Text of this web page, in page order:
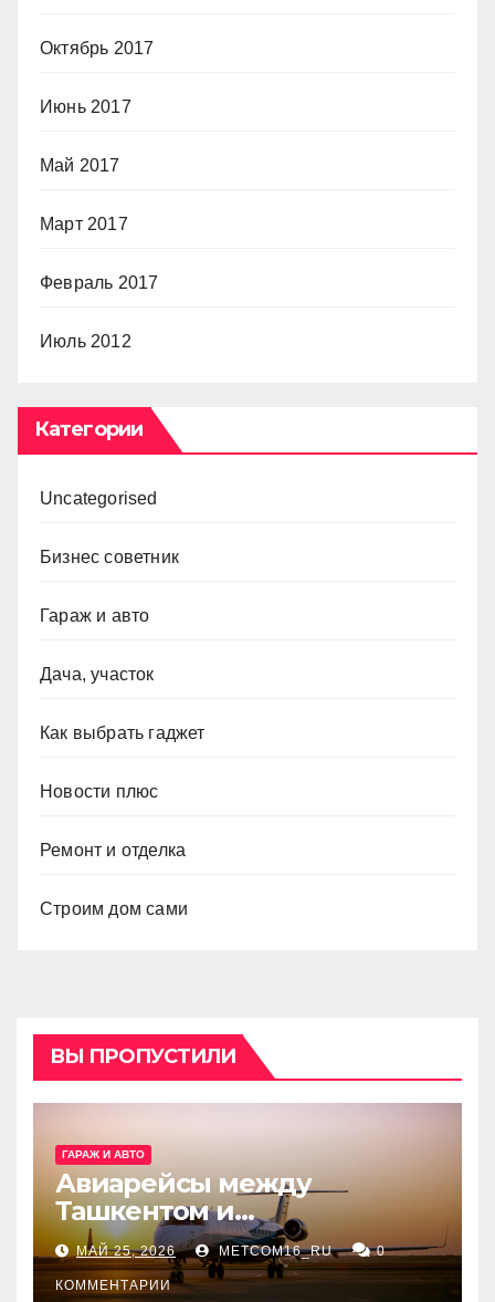
Октябрь 2017
Июнь 2017
Май 2017
Март 2017
Февраль 2017
Июль 2012
Категории
Uncategorised
Бизнес советник
Гараж и авто
Дача, участок
Как выбрать гаджет
Новости плюс
Ремонт и отделка
Строим дом сами
ВЫ ПРОПУСТИЛИ
ГАРАЖ И АВТО
Авиарейсы между
Ташкентом и
Екатеринбургом
МАЙ 25, 2026 METCOM16_RU 0
КОММЕНТАРИИ